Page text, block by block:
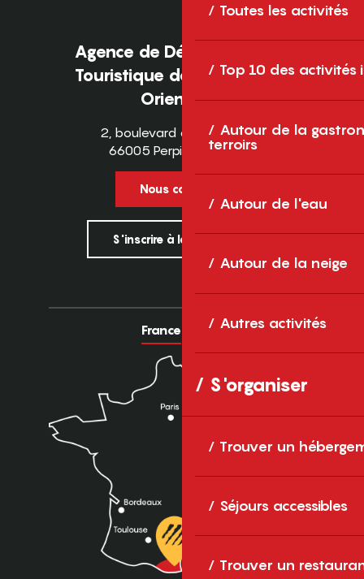
Toutes les activités
Top 10 des activités
Autour de la
terroirs
Autour de l'eau
Autour de la neige
Autres activités
S'organiser
Trouver un
Séjours accessibles
Trouver un
Agence de Développement
Touristique des Pyrénées-
Orientales
2, boulevard des Pyrénées
66005 Perpignan Cedex
Nous contacter
S'inscrire à la newsletter
France Europe